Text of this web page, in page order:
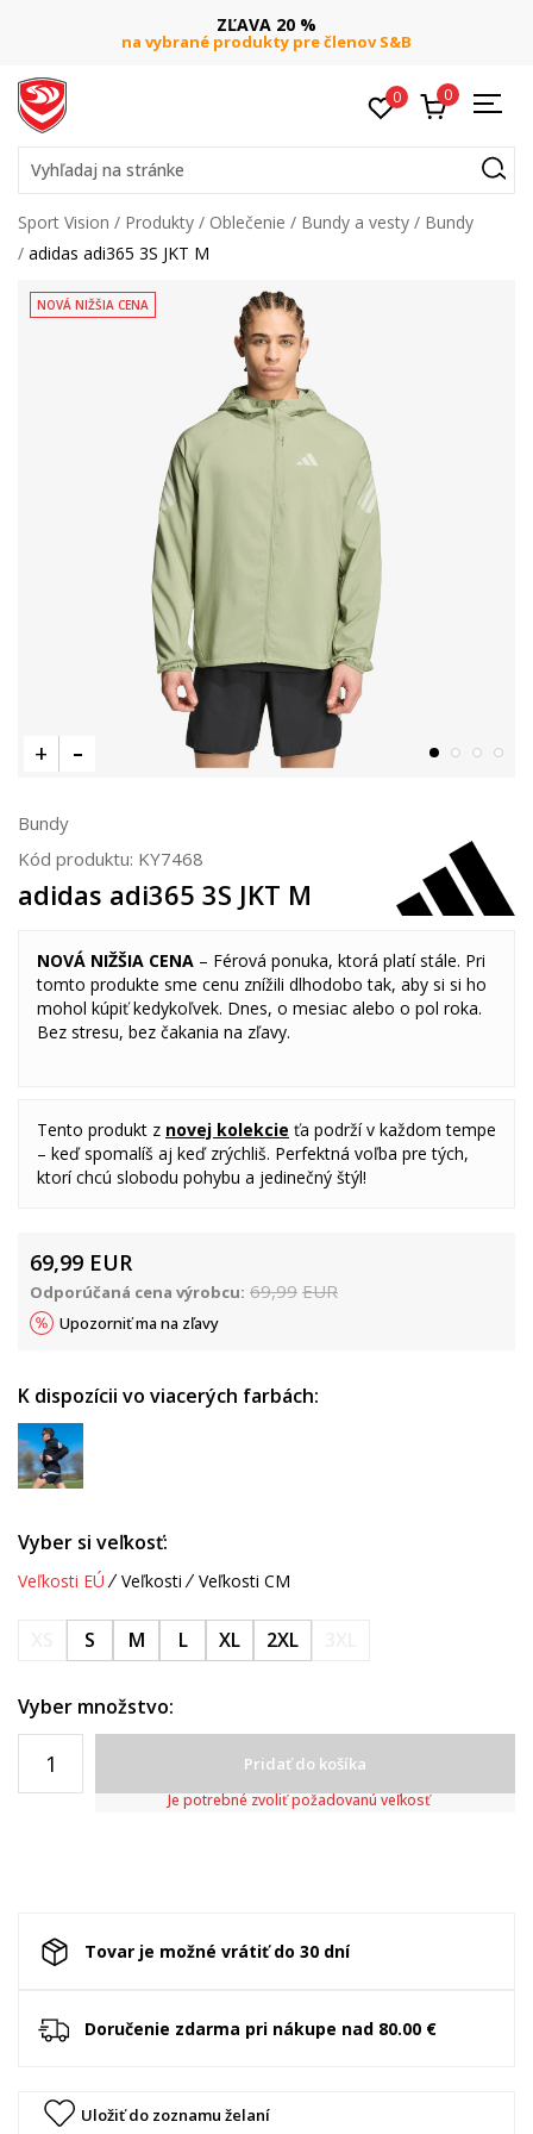
ZĽAVA 20 %
na vybrané produkty pre členov S&B
0 0
Vyhľadaj na stránke
Sport Vision Produkty Oblečenie Bundy a vesty
Bundy
adidas adi365 3S JKT M
NOVÁ NIŽŠIA CENA
Bundy
Kód produktu: KY7468
adidas adi365 3S JKT M
NOVÁ NIŽŠIA CENA – Férová ponuka, ktorá platí stále. Pri
tomto produkte sme cenu znížili dlhodobo tak, aby si si ho
mohol kúpiť kedykoľvek. Dnes, o mesiac alebo o pol roka.
Bez stresu, bez čakania na zľavy.
Tento produkt z novej kolekcie ťa podrží v každom tempe
– keď spomalíš aj keď zrýchliš. Perfektná voľba pre tých,
ktorí chcú slobodu pohybu a jedinečný štýl!
69,99 EUR
Odporúčaná cena výrobcu: 69,99 EUR
Upozorniť ma na zľavy
K dispozícii vo viacerých farbách:
Vyber si veľkosť:
Veľkosti EÚ Veľkosti Veľkosti CM
S M L XL 2XL
Vyber množstvo:
Pridať do košíka
Je potrebné zvoliť požadovanú veľkosť
Tovar je možné vrátiť do 30 dní
Doručenie zdarma pri nákupe nad 80.00 €
Uložiť do zoznamu želaní